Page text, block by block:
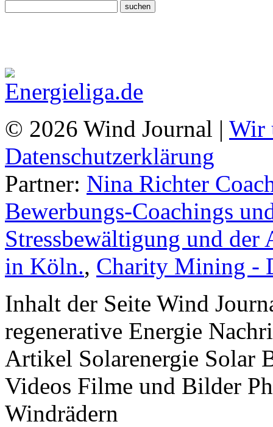
© 2026 Wind Journal | Wir
Datenschutzerklärung
Partner: Nina Richter
Bewerbungs-Coachings
Stressbewältigung und
in Köln., Charity Mining -
Inhalt der Seite Wind
regenerative Energie
Artikel Solarenergie Solar
Videos Filme und Bilder
Windrädern